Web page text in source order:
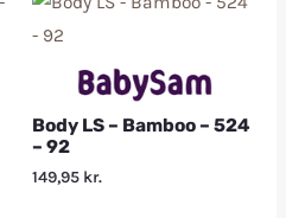
Body LS – Bamboo – 524
– 92
149,95 kr.